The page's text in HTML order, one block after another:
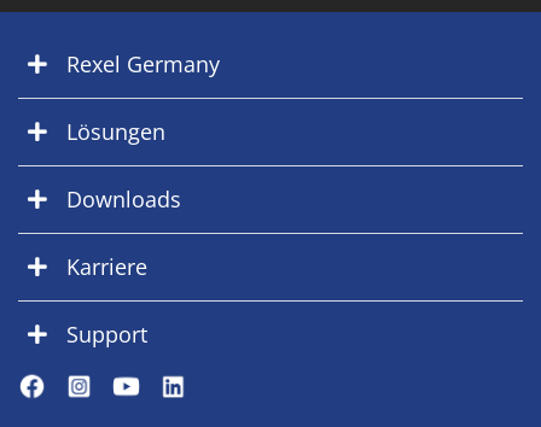
Rexel Germany
Lösungen
Downloads
Karriere
Support